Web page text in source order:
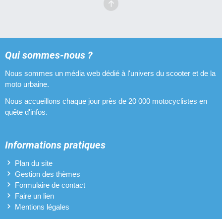
Qui sommes-nous ?
Nous sommes un média web dédié à l'univers du scooter et de la
moto urbaine.
Nous accueillons chaque jour près de 20 000 motocyclistes en
quête d'infos.
Informations pratiques
Plan du site
Gestion des thèmes
Formulaire de contact
Faire un lien
Mentions légales